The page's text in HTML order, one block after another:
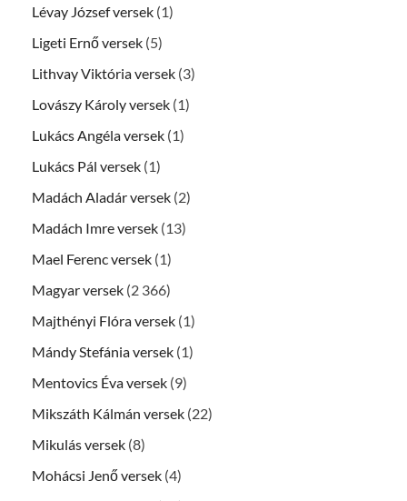
Lévay József versek (1)
Ligeti Ernő versek (5)
Lithvay Viktória versek (3)
Lovászy Károly versek (1)
Lukács Angéla versek (1)
Lukács Pál versek (1)
Madách Aladár versek (2)
Madách Imre versek (13)
Mael Ferenc versek (1)
Magyar versek (2 366)
Majthényi Flóra versek (1)
Mándy Stefánia versek (1)
Mentovics Éva versek (9)
Mikszáth Kálmán versek (22)
Mikulás versek (8)
Mohácsi Jenő versek (4)